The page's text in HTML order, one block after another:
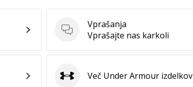
Vprašanja
Vprašanja
Vprašajte nas karkoli
Under Armour
Več Under Armour izdelkov